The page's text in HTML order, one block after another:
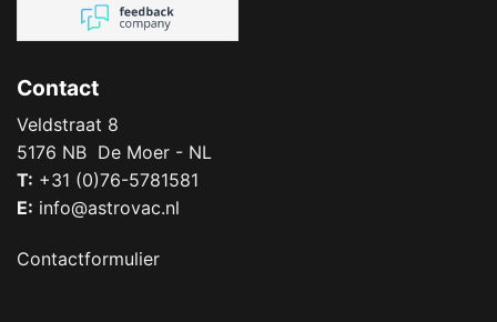
Contact
Veldstraat 8
5176 NB De Moer - NL
T: +31 (0)76-5781581
E: info@astrovac.nl
Contactformulier